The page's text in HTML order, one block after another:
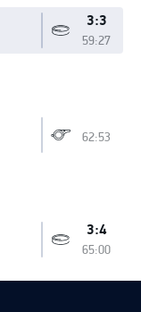
3:3
59:27
62:53
3:4
65:00